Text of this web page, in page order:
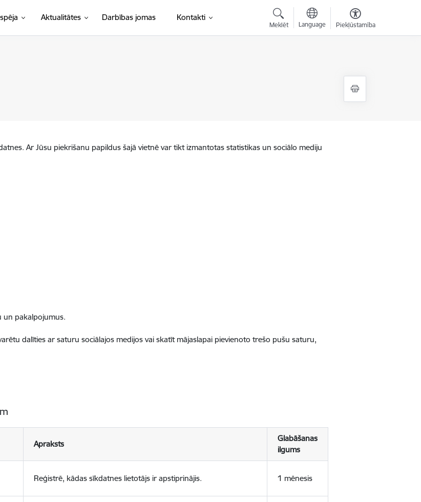
Aktualitātes Darbības jomas Kontakti
Meklēt Language Piekļūstamība
Ar Jūsu piekrišanu papildus šajā vietnē var tikt izmantotas statistikas un sociālo mediju
un pakalpojumus.
dalīties ar saturu sociālajos medijos vai skatīt mājaslapai pievienoto trešo pušu saturu,
Apraksts
Glabāšanas
ilgums
Reģistrē, kādas sīkdatnes lietotājs ir apstiprinājis. 1 mēnesis